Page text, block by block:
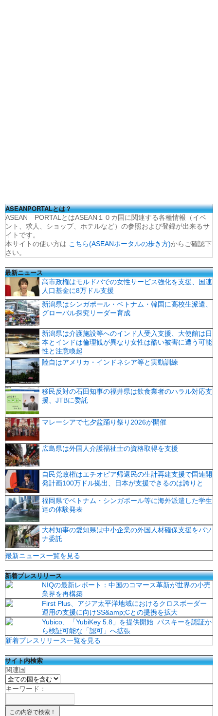
ASEANPORTALとは？
ASEAN PORTALとはASEAN１０カ国に関連する各種情報（イベ
ント、求人、ショップ、ホテルなど）の参照および登録が出来るサ
イトです。
本サイトの使い方は こちら(ASEANポータルの歩き方)からご確認下
さい。
最新ニュース
高市政権はモルドバでの女性サービス強化を支援、国連
人口基金に8万ドル支援
新潟県はシンガポール・ベトナム・韓国に高校生派遣、
グローバル探究リーダー育成
新潟県は介護施設等へのインド人受入支援、大使館は日
本とインドは倫理観が異なり女性は酷い被害に遭う可能
性と注意喚起
陸自はアメリカ・インドネシア等と実動訓練
移民反対の石田知事の福井県は飲食業者のハラル対応支
援、JTBに委託
マレーシアで七夕盆踊り祭り2026が開催
広島県は外国人介護福祉士の資格取得を支援
自民党政権はエチオピア帰還民の生計再建支援で国連開
発計画100万ドル拠出、日本が支援できるのは誇りと
福岡県でベトナム・シンガポール等に海外派遣した学生
達の体験発表
大村知事の愛知県は中小企業の外国人材確保支援をパソ
ナ委託
最新ニュース一覧を見る
新着プレスリリース
NIQの最新レポート：中国のコマース革新が世界の小売
業界を再構築
First Plus、アジア太平洋地域におけるクロスボーダー
運用の支援に向けSS&amp;Cとの提携を拡大
Yubico、「YubiKey 5.8」を提供開始 パスキーを認証か
ら検証可能な「認可」へ拡張
新着プレスリリース一覧を見る
サイト内検索
関連国
キーワード：